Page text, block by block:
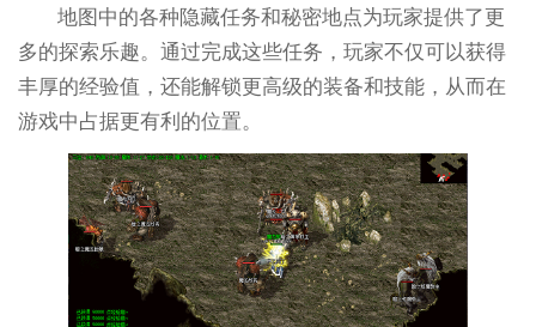
地图中的各种隐藏任务和秘密地点为玩家提供了更
多的探索乐趣。通过完成这些任务，玩家不仅可以获得
丰厚的经验值，还能解锁更高级的装备和技能，从而在
游戏中占据更有利的位置。